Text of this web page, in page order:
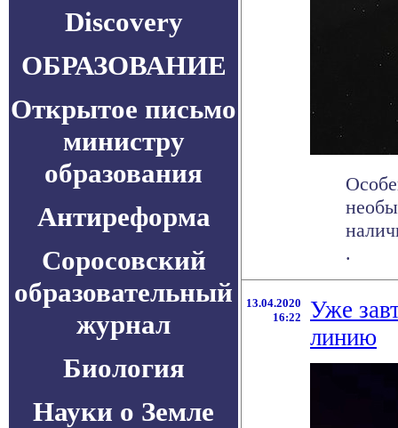
Discovery
ОБРАЗОВАНИЕ
Открытое письмо
министру
образования
Антиреформа
Соросовский
образовательный
журнал
Биология
Науки о Земле
.
13.04.2020
16:22
Уже
линию